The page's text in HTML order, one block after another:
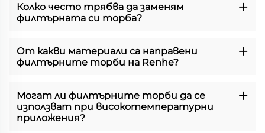
Колко често трябва да заменям
филтърната си торба?
От какви материали са направени
филтърните торби на Renhe?
Могат ли филтърните торби да се
използват при високотемпературни
приложения?